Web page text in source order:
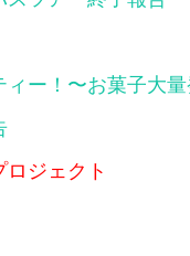
ー！〜お菓子大量
ジェクト